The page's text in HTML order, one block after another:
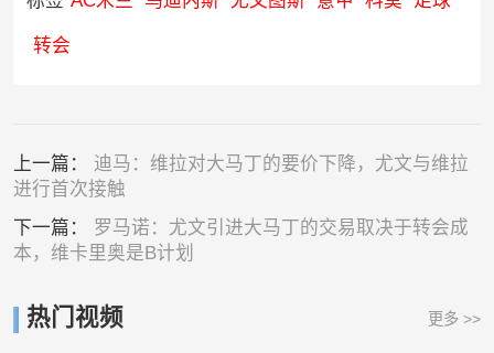
转会
上一篇： 迪马：维拉对大马丁的要价下降，尤文与维拉
进行首次接触
下一篇： 罗马诺：尤文引进大马丁的交易取决于转会成
本，维卡里奥是B计划
热门视频 更多 >>